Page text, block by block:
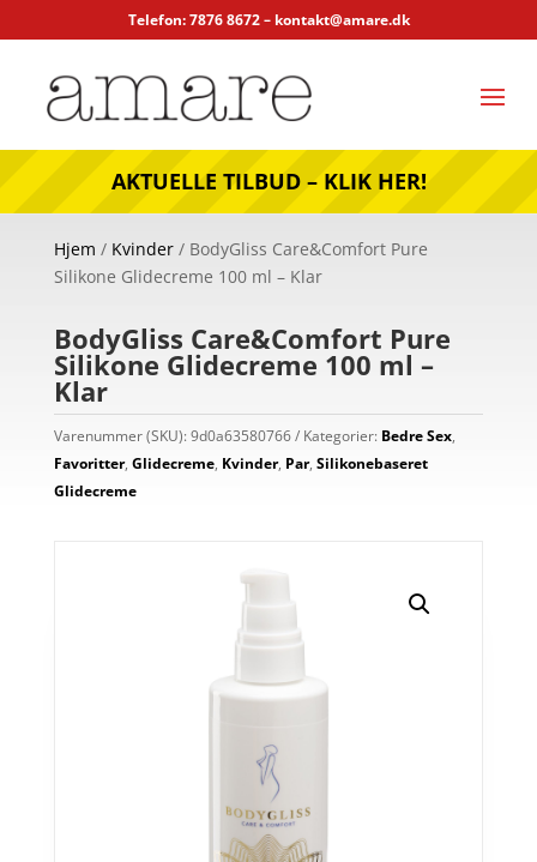
Telefon: 7876 8672 – kontakt@amare.dk
AKTUELLE TILBUD – KLIK HER!
Hjem / Kvinder/ BodyGliss Care&Comfort Pure
Silikone Glidecreme 100 ml – Klar
BodyGliss Care&Comfort Pure
Silikone Glidecreme 100 ml –
Klar
Varenummer (SKU): 9d0a63580766 Kategorier: Bedre Sex,
Favoritter, Glidecreme, Kvinder, Par, Silikonebaseret
Glidecreme